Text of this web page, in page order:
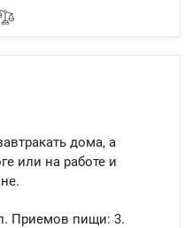
дома, а
или на работе и
Приемов пищи: 3.